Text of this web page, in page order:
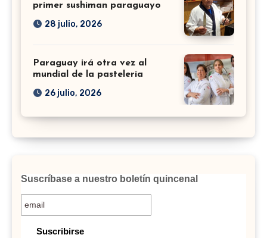
primer sushiman paraguayo
28 julio, 2026
Paraguay irá otra vez al
mundial de la pastelería
26 julio, 2026
Suscríbase a nuestro boletín quincenal